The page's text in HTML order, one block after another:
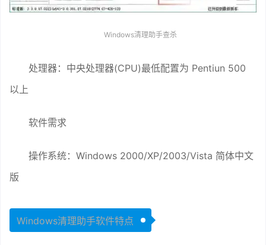
Windows清理助手查杀
处理器：中央处理器(CPU)最低配置为 Pentiun 500
以上
软件需求
操作系统：Windows 2000/XP/2003/Vista 简体中文
版
Windows清理助手软件特点